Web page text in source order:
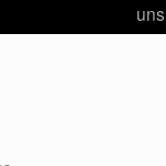
uns